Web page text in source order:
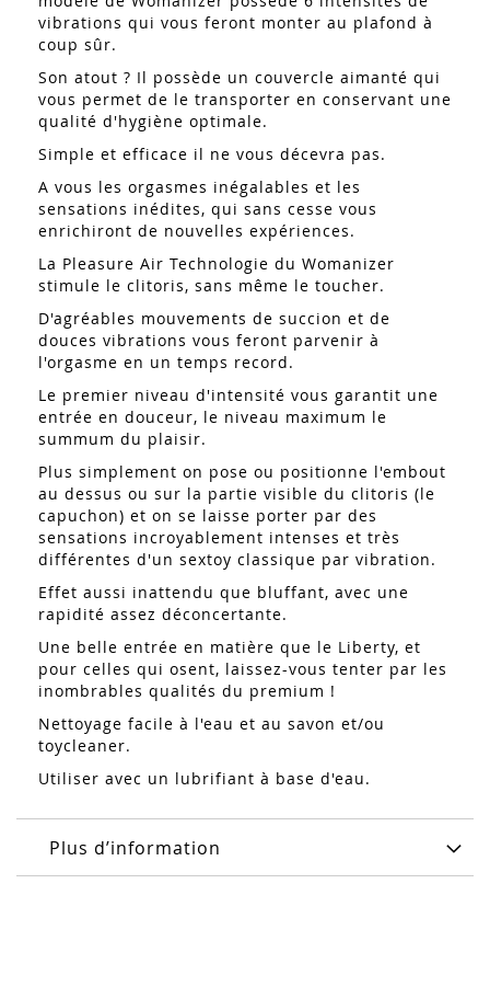
vibrations qui vous feront monter au plafond à
coup sûr.
Son atout ? Il possède un couvercle aimanté qui
vous permet de le transporter en conservant une
qualité d'hygiène optimale.
Simple et efficace il ne vous décevra pas.
A vous les orgasmes inégalables et les
sensations inédites, qui sans cesse vous
enrichiront de nouvelles expériences.
La Pleasure Air Technologie du Womanizer
stimule le clitoris, sans même le toucher.
D'agréables mouvements de succion et de
douces vibrations vous feront parvenir à
l'orgasme en un temps record.
Le premier niveau d'intensité vous garantit une
entrée en douceur, le niveau maximum le
summum du plaisir.
Plus simplement on pose ou positionne l'embout
au dessus ou sur la partie visible du clitoris (le
capuchon) et on se laisse porter par des
sensations incroyablement intenses et très
différentes d'un sextoy classique par vibration.
Effet aussi inattendu que bluffant, avec une
rapidité assez déconcertante.
Une belle entrée en matière que le Liberty, et
pour celles qui osent, laissez-vous tenter par les
inombrables qualités du premium !
Nettoyage facile à l'eau et au savon et/ou
toycleaner.
Utiliser avec un lubrifiant à base d'eau.
Plus d’information